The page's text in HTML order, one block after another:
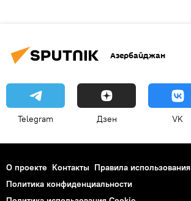
Азербайджан
Telegram Дзен VK
О проекте Контакты Правила использования
Политика конфиденциальности